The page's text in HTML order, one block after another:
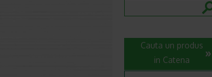
Cauta un produs
in Catena